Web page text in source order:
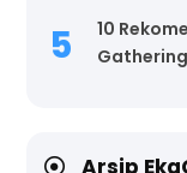
10
Arsip